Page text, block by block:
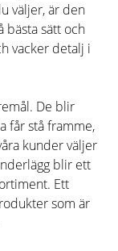
väljer, är den
bästa sätt och
vacker detalj i
De blir
får stå framme,
kunder väljer
blir ett
Ett
som är